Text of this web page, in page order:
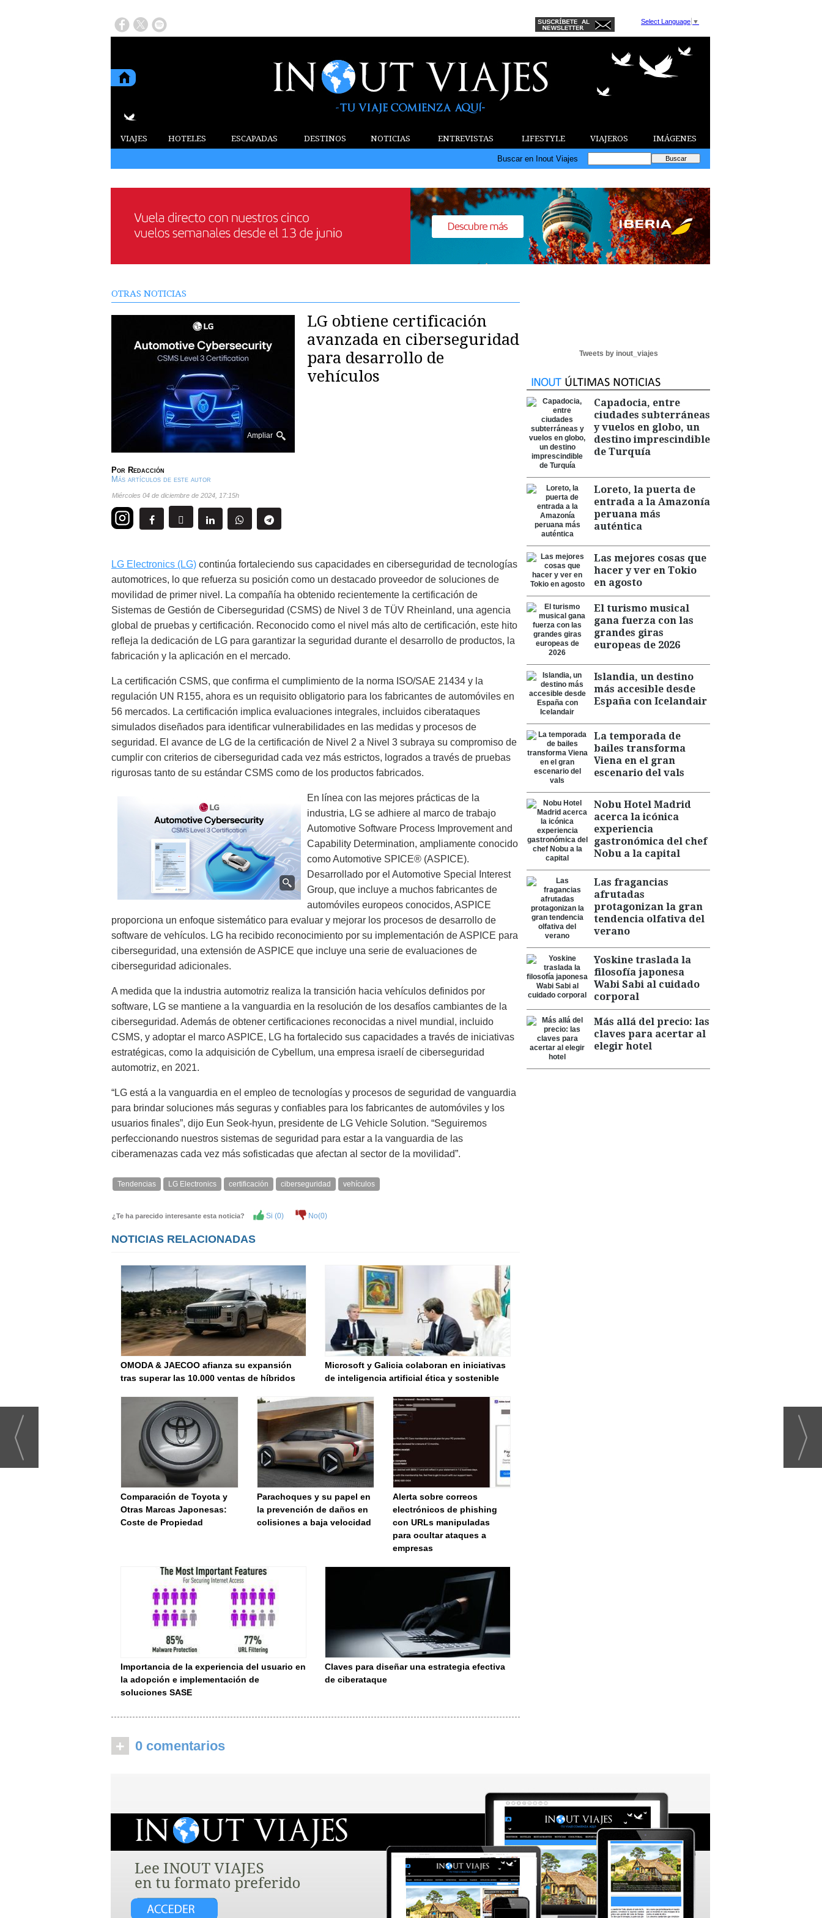
Select Language ▼
VIAJES HOTELES ESCAPADAS DESTINOS NOTICIAS ENTREVISTAS LIFESTYLE VIAJEROS IMÁGENES
Buscar en Inout Viajes
OTRAS NOTICIAS
Ampliar
LG obtiene certificación
avanzada en ciberseguridad
para desarrollo de
vehículos
Por Redacción
Más artículos de este autor
miércoles 04 de diciembre de 2024 17:15h
LG Electronics (LG) continúa fortaleciendo sus capacidades en ciberseguridad de tecnologías
automotrices, lo que refuerza su posición como un destacado proveedor de soluciones de
movilidad de primer nivel. La compañía ha obtenido recientemente la certificación de
Sistemas de Gestión de Ciberseguridad (CSMS) de Nivel 3 de TÜV Rheinland, una agencia
global de pruebas y certificación. Reconocido como el nivel más alto de certificación, este hito
refleja la dedicación de LG para garantizar la seguridad durante el desarrollo de productos, la
fabricación y la aplicación en el mercado.
La certificación CSMS, que confirma el cumplimiento de la norma ISO/SAE 21434 y la
regulación UN R155, ahora es un requisito obligatorio para los fabricantes de automóviles en
56 mercados. La certificación implica evaluaciones integrales, incluidos ciberataques
simulados diseñados para identificar vulnerabilidades en las medidas y procesos de
seguridad. El avance de LG de la certificación de Nivel 2 a Nivel 3 subraya su compromiso de
cumplir con criterios de ciberseguridad cada vez más estrictos, logrados a través de pruebas
rigurosas tanto de su estándar CSMS como de los productos fabricados.
En línea con las mejores prácticas de la
industria, LG se adhiere al marco de trabajo
Automotive Software Process Improvement and
Capability Determination, ampliamente conocido
como Automotive SPICE® (ASPICE).
Desarrollado por el Automotive Special Interest
Group, que incluye a muchos fabricantes de
automóviles europeos conocidos, ASPICE
proporciona un enfoque sistemático para evaluar y mejorar los procesos de desarrollo de
software de vehículos. LG ha recibido reconocimiento por su implementación de ASPICE para
ciberseguridad, una extensión de ASPICE que incluye una serie de evaluaciones de
ciberseguridad adicionales.
A medida que la industria automotriz realiza la transición hacia vehículos definidos por
software, LG se mantiene a la vanguardia en la resolución de los desafíos cambiantes de la
ciberseguridad. Además de obtener certificaciones reconocidas a nivel mundial, incluido
CSMS, y adoptar el marco ASPICE, LG ha fortalecido sus capacidades a través de iniciativas
estratégicas, como la adquisición de Cybellum, una empresa israelí de ciberseguridad
automotriz, en 2021.
“LG está a la vanguardia en el empleo de tecnologías y procesos de seguridad de vanguardia
para brindar soluciones más seguras y confiables para los fabricantes de automóviles y los
usuarios finales”, dijo Eun Seok-hyun, presidente de LG Vehicle Solution. “Seguiremos
perfeccionando nuestros sistemas de seguridad para estar a la vanguardia de las
ciberamenazas cada vez más sofisticadas que afectan al sector de la movilidad”.
Tendencias LG Electronics certificación ciberseguridad vehículos
¿Te ha parecido interesante esta noticia? Si (0) No(0)
NOTICIAS RELACIONADAS
OMODA & JAECOO afianza su expansión
tras superar las 10.000 ventas de híbridos
Microsoft y Galicia colaboran en iniciativas
de inteligencia artificial ética y sostenible
Comparación de Toyota y
Otras Marcas Japonesas:
Coste de Propiedad
Parachoques y su papel en
la prevención de daños en
colisiones a baja velocidad
Alerta sobre correos
electrónicos de phishing
con URLs manipuladas
para ocultar ataques a
empresas
Importancia de la experiencia del usuario en
la adopción e implementación de
soluciones SASE
Claves para diseñar una estrategia efectiva
de ciberataque
+ 0 comentarios
Tweets by inout_viajes
Capadocia, entre
ciudades subterráneas
y vuelos en globo, un
destino imprescindible
de Turquía
Loreto, la puerta de
entrada a la Amazonía
peruana más
auténtica
Las mejores cosas que
hacer y ver en Tokio
en agosto
El turismo musical
gana fuerza con las
grandes giras
europeas de 2026
Islandia, un destino
más accesible desde
España con Icelandair
La temporada de
bailes transforma
Viena en el gran
escenario del vals
Nobu Hotel Madrid
acerca la icónica
experiencia
gastronómica del chef
Nobu a la capital
Las fragancias
afrutadas
protagonizan la gran
tendencia olfativa del
verano
Yoskine traslada la
filosofía japonesa
Wabi Sabi al cuidado
corporal
Más allá del precio: las
claves para acertar al
elegir hotel